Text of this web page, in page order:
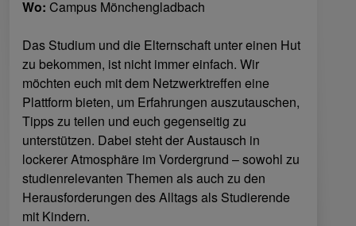
Wo: Campus Mönchengladbach
Das Studium und die Elternschaft unter einen Hut
zu bekommen, ist nicht immer einfach. Wir
möchten euch mit dem Netzwerktreffen eine
Plattform bieten, um Erfahrungen auszutauschen,
Tipps zu teilen und euch gegenseitig zu
unterstützen. Dabei steht der Austausch in
lockerer Atmosphäre im Vordergrund – sowohl zu
studienrelevanten Themen als auch zu den
Herausforderungen des Alltags als Studierende
mit Kindern.